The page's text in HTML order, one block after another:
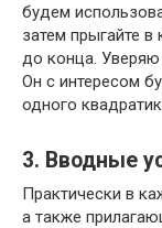
будем
затем прыгайте
до конца. Уверяю
Он с интересом
одного
3. Вводные
Практически в
а также